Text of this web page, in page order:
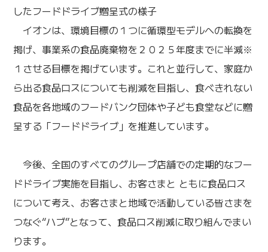
したフードドライブ贈呈式の様子
イオンは、環境目標の１つに循環型モデルへの転換を
掲げ、事業系の食品廃棄物を２０２５年度までに半減※
１させる目標を掲げています。これと並行して、家庭か
ら出る食品ロスについても削減を目指し、食べきれない
食品を各地域のフードバンク団体や子ども食堂などに贈
呈する「フードドライブ」を推進しています。
今後、全国のすべてのグループ店舗での定期的なフー
ドドライブ実施を目指し、お客さまと ともに食品ロス
について考え、お客さまと地域で活動している皆さまを
つなぐ“ハブ”となって、食品ロス削減に取り組んでまい
ります。